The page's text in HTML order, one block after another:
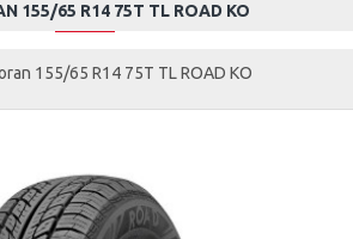
155/65 R14 75T TL ROAD KO
155/65 R14 75T TL ROAD KO